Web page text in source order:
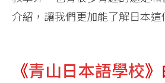
介紹，讓我們更加能了解日本這
《青山日本語學校